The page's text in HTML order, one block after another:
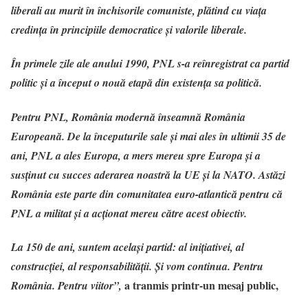
liberali au murit în închisorile comuniste, plătind cu viața
credința în principiile democratice și valorile liberale.
În primele zile ale anului 1990, PNL s-a reînregistrat ca partid
politic și a început o nouă etapă din existența sa politică.
Pentru PNL, România modernă înseamnă România
Europeană. De la începuturile sale și mai ales în ultimii 35 de
ani, PNL a ales Europa, a mers mereu spre Europa și a
susținut cu succes aderarea noastră la UE și la NATO. Astăzi
România este parte din comunitatea euro-atlantică pentru că
PNL a militat și a acționat mereu către acest obiectiv.
La 150 de ani, suntem același partid: al inițiativei, al
construcției, al responsabilității. Și vom continua. Pentru
România. Pentru viitor”, a tranmis printr-un mesaj public,